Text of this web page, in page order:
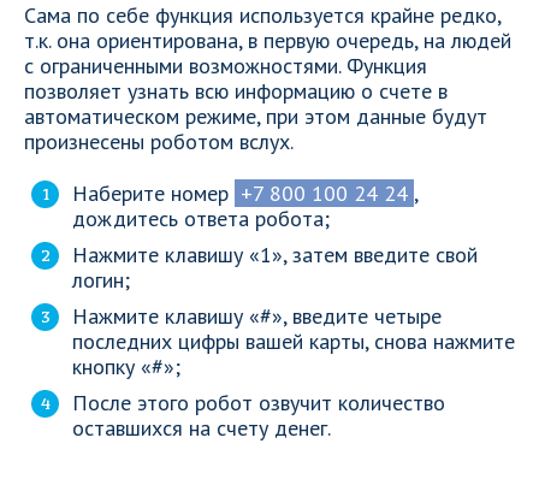
Сама по себе функция используется крайне редко,
т.к. она ориентирована, в первую очередь, на людей
с ограниченными возможностями. Функция
позволяет узнать всю информацию о счете в
автоматическом режиме, при этом данные будут
произнесены роботом вслух.
Наберите номер +7 800 100 24 24 ,
дождитесь ответа робота;
Нажмите клавишу «1», затем введите свой
логин;
Нажмите клавишу «#», введите четыре
последних цифры вашей карты, снова нажмите
кнопку «#»;
После этого робот озвучит количество
оставшихся на счету денег.